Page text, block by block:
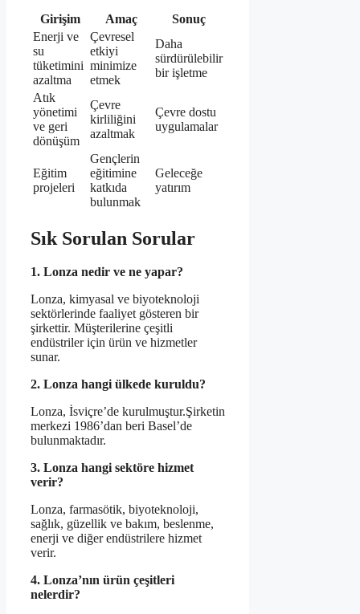
Girişim Amaç
Sonuç
Enerji ve
su
tüketimini
azaltma
Çevresel
etkiyi
minimize
etmek
Daha
sürdürülebilir
bir işletme
Atık
yönetimi
ve geri
dönüşüm
Çevre
kirliliğini
azaltmak
Çevre dostu
uygulamalar
Eğitim
projeleri
Gençlerin
eğitimine
katkıda
bulunmak
Geleceğe
yatırım
Sık Sorulan Sorular
1. Lonza nedir ve ne yapar?
Lonza, kimyasal ve biyoteknoloji
sektörlerinde faaliyet gösteren bir
şirkettir. Müşterilerine çeşitli
endüstriler için ürün ve hizmetler
sunar.
2. Lonza hangi ülkede kuruldu?
Lonza, İsviçre’de kurulmuştur.Şirketin
merkezi 1986’dan beri Basel’de
bulunmaktadır.
3. Lonza hangi sektöre hizmet
verir?
Lonza, farmasötik, biyoteknoloji,
sağlık, güzellik ve bakım, beslenme,
enerji ve diğer endüstrilere hizmet
verir.
4. Lonza’nın ürün çeşitleri
nelerdir?